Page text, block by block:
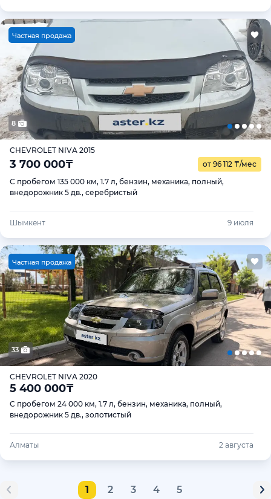
Частная продажа
8
CHEVROLET NIVA 2015
3 700 000₸ от 96 112 ₸/мес
С пробегом 135 000 км, 1.7 л, бензин, механика, полный,
внедорожник 5 дв., серебристый
Шымкент 9 июля
Частная продажа
33
CHEVROLET NIVA 2020
5 400 000₸
С пробегом 24 000 км, 1.7 л, бензин, механика, полный,
внедорожник 5 дв., золотистый
Алматы 2 августа
1 2 3 4 5